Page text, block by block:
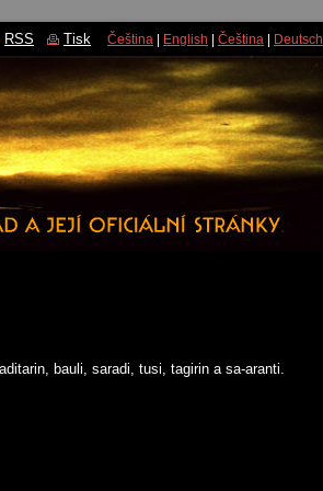
bauli, saradi, tusi, tagirin a sa-aranti.
RSS Tisk Čeština English Čeština Deutsch